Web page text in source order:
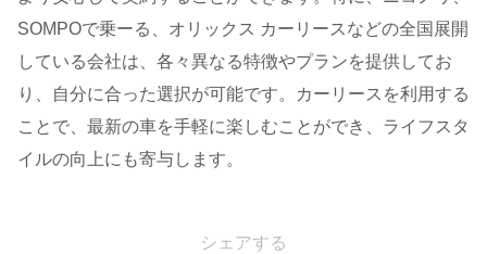
SOMPOで乗ーる、オリックス カーリースなどの全国展開
している会社は、各々異なる特徴やプランを提供してお
り、自分に合った選択が可能です。カーリースを利用する
ことで、最新の車を手軽に楽しむことができ、ライフスタ
イルの向上にも寄与します。
シェアする